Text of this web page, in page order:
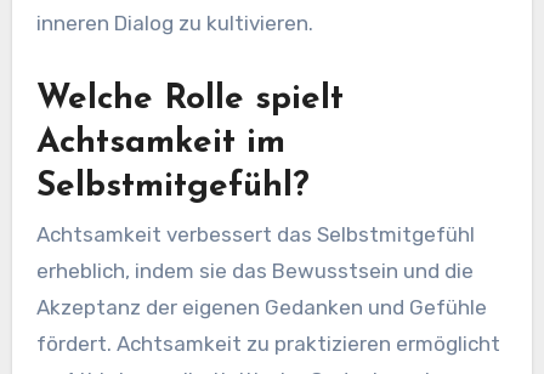
zeigen, dass selbstmitfühlende Athleten oft
Motivation erleben, was zu besseren
Ergebnissen führt. Die Integration von
Affirmationen in den Alltag hilft Athleten, den
Fokus zu behalten und einen unterstützenden
inneren Dialog zu kultivieren.
Welche Rolle spielt
Achtsamkeit im